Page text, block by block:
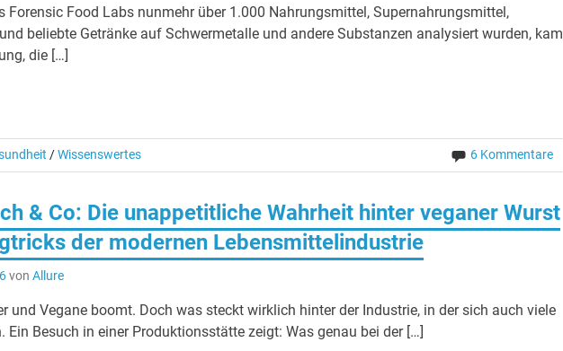
Forensic Food Labs nunmehr über 1.000 Nahrungsmittel, Supernahrungsmittel,
beliebte Getränke auf Schwermetalle und andere Substanzen analysiert wurden, kam
die […]
/Wissenswertes 6 Kommentare
& Co: Die unappetitliche Wahrheit hinter veganer Wurst
der modernen Lebensmittelindustrie
von Allure
und Vegane boomt. Doch was steckt wirklich hinter der Industrie, in der sich auch viele
Ein Besuch in einer Produktionsstätte zeigt: Was genau bei der […]